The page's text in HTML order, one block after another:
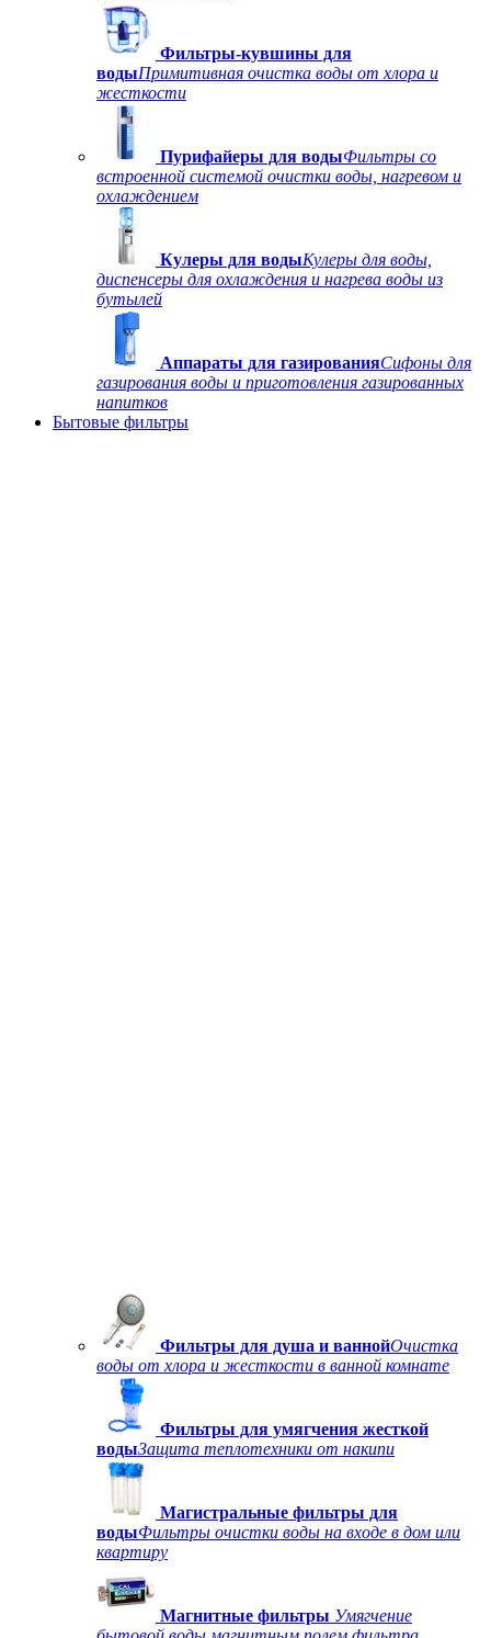
Фильтры-кувшины для
водыПримитивная очистка воды от хлора и
жесткости
Пурифайеры для водыФильтры со
встроенной системой очистки воды, нагревом и
охлаждением
Кулеры для водыКулеры для воды,
диспенсеры для охлаждения и нагрева воды из
бутылей
Аппараты для газированияСифоны для
газирования воды и приготовления газированных
напитков
Бытовые фильтры
Фильтры для душа и ваннойОчистка
воды от хлора и жесткости в ванной комнате
Фильтры для умягчения жесткой
водыЗащита теплотехники от накипи
Магистральные фильтры для
водыФильтры очистки воды на входе в дом или
квартиру
Магнитные фильтры Умягчение